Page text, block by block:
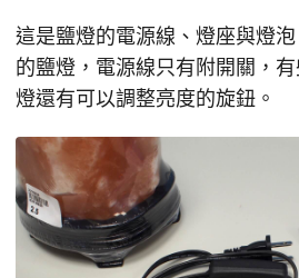
這是鹽燈的電源線、燈座與燈
的鹽燈，電源線只有附開關，
燈還有可以調整亮度的旋鈕。